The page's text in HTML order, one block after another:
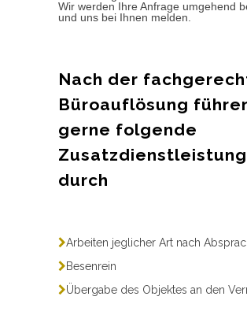
Wir werden Ihre Anfrage umgehend
und uns bei Ihnen melden.
Nach der
Büroauflösung
gerne folgende
durch
Arbeiten jeglicher Art nach
Besenrein
Übergabe des Objektes an den